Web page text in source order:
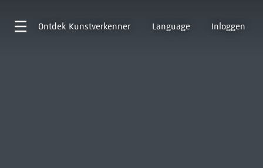
Ontdek Kunstverkenner Language Inloggen